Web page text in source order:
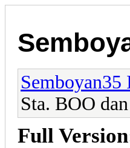
Semboyan35
Sta. BOO
Full